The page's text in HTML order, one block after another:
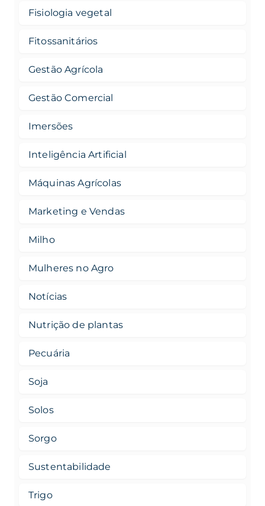
Fisiologia vegetal
Fitossanitários
Gestão Agrícola
Gestão Comercial
Imersões
Inteligência Artificial
Máquinas Agrícolas
Marketing e Vendas
Milho
Mulheres no Agro
Notícias
Nutrição de plantas
Pecuária
Soja
Solos
Sorgo
Sustentabilidade
Trigo